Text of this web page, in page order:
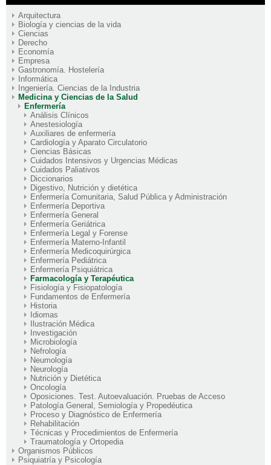
Arquitectura
Biología y ciencias de la vida
Ciencias
Derecho
Economía
Empresa
Gastronomía. Hostelería
Informática
Ingeniería. Ciencias de la Industria
Medicina y Ciencias de la Salud
Enfermería
Análisis Clínicos
Anestesiología
Auxiliares de enfermería
Cardiología y Aparato Circulatorio
Ciencias Básicas
Cuidados Intensivos y Urgencias Médicas
Cuidados Paliativos
Diccionarios
Digestivo, Nutrición y dietética
Enfermería Comunitaria, Salud Pública y Administración
Enfermería Deportiva
Enfermería General
Enfermería Geriátrica
Enfermería Legal y Forense
Enfermería Materno-Infantil
Enfermería Medicoquirúrgica
Enfermería Pediátrica
Enfermería Psiquiátrica
Farmacología y Terapéutica
Fisiología y Fisiopatología
Fundamentos de Enfermería
Historia
Idiomas
Ilustración Médica
Investigación
Microbiología
Nefrología
Neumología
Neurología
Nutrición y Dietética
Oncología
Oposiciones. Test. Autoevaluación. Pruebas de Acceso
Patología General, Semiología y Propedéutica
Proceso y Diagnóstico de Enfermería
Rehabilitación
Técnicas y Procedimientos de Enfermería
Traumatología y Ortopedia
Organismos Públicos
Psiquiatría y Psicología